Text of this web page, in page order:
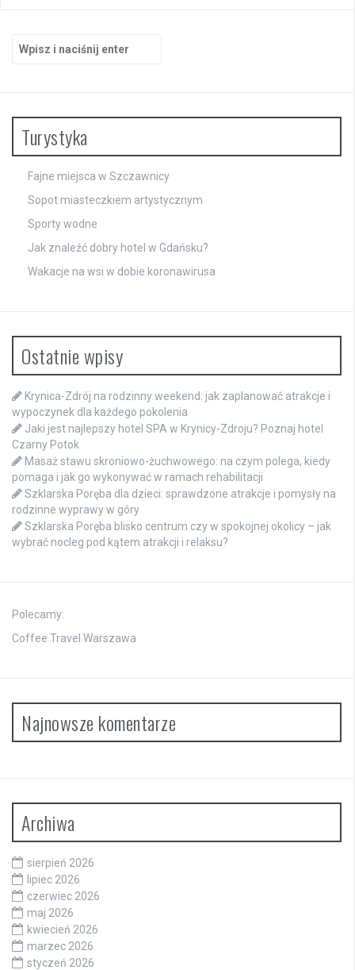
Turystyka
Fajne miejsca w Szczawnicy
Sopot miasteczkiem artystycznym
Sporty wodne
Jak znaleźć dobry hotel w Gdańsku?
Wakacje na wsi w dobie koronawirusa
Ostatnie wpisy
Krynica-Zdrój na rodzinny weekend: jak zaplanować atrakcje i
wypoczynek dla każdego pokolenia
Jaki jest najlepszy hotel SPA w Krynicy-Zdroju? Poznaj hotel
Czarny Potok
Masaż stawu skroniowo-żuchwowego: na czym polega, kiedy
pomaga i jak go wykonywać w ramach rehabilitacji
Szklarska Poręba dla dzieci: sprawdzone atrakcje i pomysły na
rodzinne wyprawy w góry
Szklarska Poręba blisko centrum czy w spokojnej okolicy – jak
wybrać nocleg pod kątem atrakcji i relaksu?
Polecamy:
Coffee Travel Warszawa
Najnowsze komentarze
Archiwa
sierpień 2026
lipiec 2026
czerwiec 2026
maj 2026
kwiecień 2026
marzec 2026
styczeń 2026